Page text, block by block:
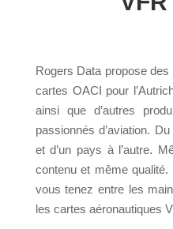
Rogers Data propose
cartes OACI pour
ainsi que d’autres
passionnés d’aviation.
et d’un pays à l’autre.
contenu et même
vous tenez entre les
les cartes aéronautiques